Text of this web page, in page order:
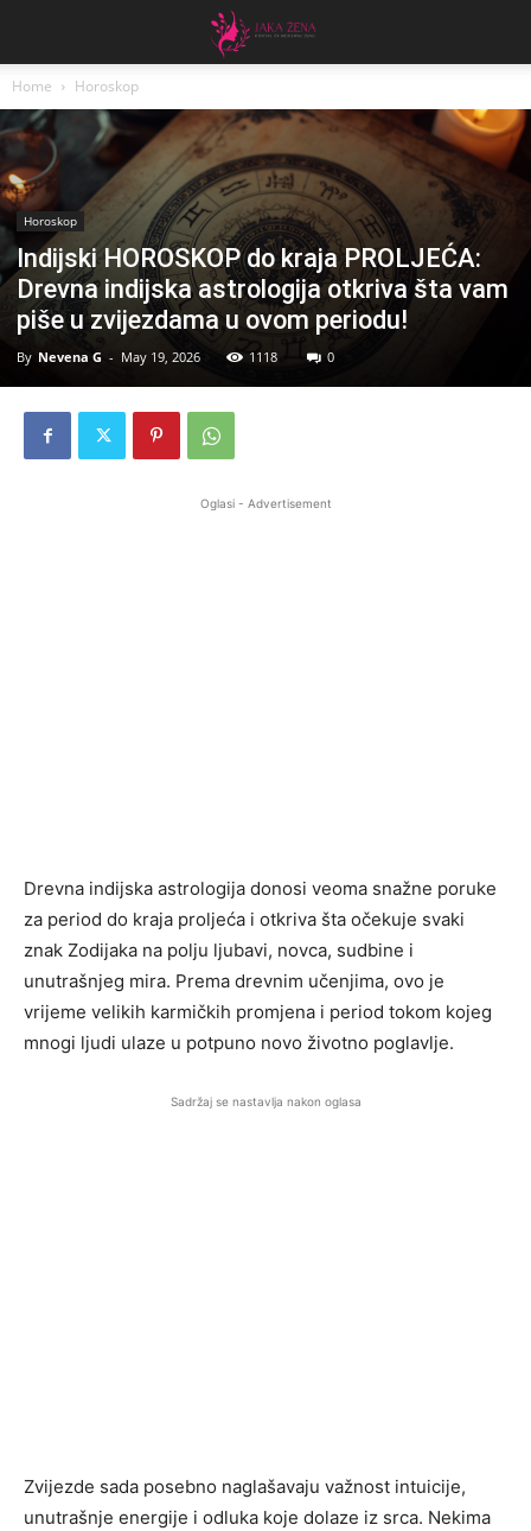
Home Horoskop
Horoskop
Indijski HOROSKOP do kraja PROLJEĆA:
Drevna indijska astrologija otkriva šta vam
piše u zvijezdama u ovom periodu!
By Nevena G - May 19, 2026 1118 0
Oglasi - Advertisement
Drevna indijska astrologija donosi veoma snažne poruke
za period do kraja proljeća i otkriva šta očekuje svaki
znak Zodijaka na polju ljubavi, novca, sudbine i
unutrašnjeg mira. Prema drevnim učenjima, ovo je
vrijeme velikih karmičkih promjena i period tokom kojeg
mnogi ljudi ulaze u potpuno novo životno poglavlje.
Sadržaj se nastavlja nakon oglasa
Zvijezde sada posebno naglašavaju važnost intuicije,
unutrašnje energije i odluka koje dolaze iz srca. Nekima